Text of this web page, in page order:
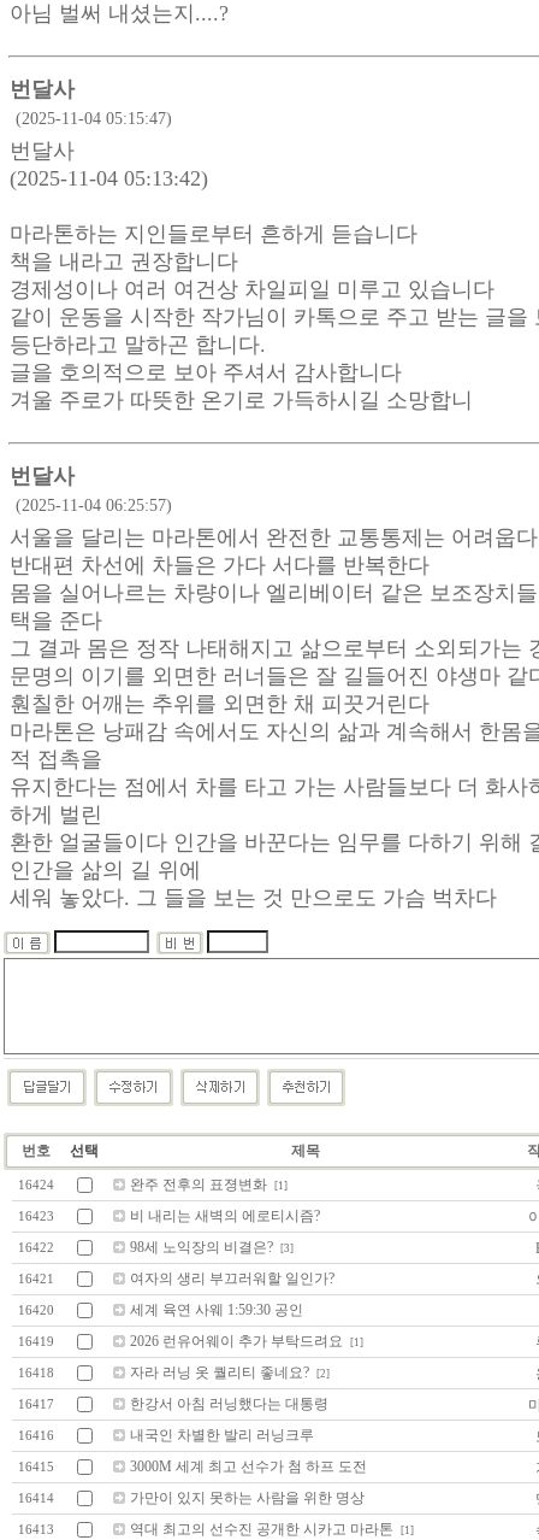
아님 벌써 내셨는지....?
번달사
(2025-11-04 05:15:47)
번달사
(2025-11-04 05:13:42)
마라톤하는 지인들로부터 흔하게 듣습니다
책을 내라고 권장합니다
경제성이나 여러 여건상 차일피일 미루고 있습니다
같이 운동을 시작한 작가님이 카톡으로 주고 받는 글을
등단하라고 말하곤 합니다.
글을 호의적으로 보아 주셔서 감사합니다
겨울 주로가 따뜻한 온기로 가득하시길 소망합니
번달사
(2025-11-04 06:25:57)
서울을 달리는 마라톤에서 완전한 교통통제는 어려웁다
반대편 차선에 차들은 가다 서다를 반복한다
몸을 실어나르는 차량이나 엘리베이터 같은 보조장치
택을 준다
그 결과 몸은 정작 나태해지고 삶으로부터 소외되가는
문명의 이기를 외면한 러너들은 잘 길들어진 야생마 같
훤칠한 어깨는 추위를 외면한 채 피끗거린다
마라톤은 낭패감 속에서도 자신의 삶과 계속해서 한몸
적 접촉을
유지한다는 점에서 차를 타고 가는 사람들보다 더 화사
하게 벌린
환한 얼굴들이다 인간을 바꾼다는 임무를 다하기 위해
인간을 삶의 길 위에
세워 놓았다. 그 들을 보는 것 만으로도 가슴 벅차다
번호 선택 제목
16424 완주 전후의 표졍변화 [1]
16423 비 내리는 새벽의 에로티시즘?
16422 98세 노익장의 비결은? [3]
16421 여자의 생리 부끄러워할 일인가?
16420 세계 육연 사웨 1:59:30 공인
16419 2026 런유어웨이 추가 부탁드려요 [1]
16418 자라 러닝 옷 퀄리티 좋네요? [2]
16417 한강서 아침 러닝했다는 대통령
16416 내국인 차별한 발리 러닝크루
16415 3000M 세계 최고 선수가 첨 하프 도전
16414 가만이 있지 못하는 사람을 위한 명상
16413 역대 최고의 선수진 공개한 시카고 마라톤 [1]